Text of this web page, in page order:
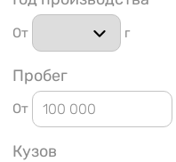
91
От г
Пробег
От
Кузов